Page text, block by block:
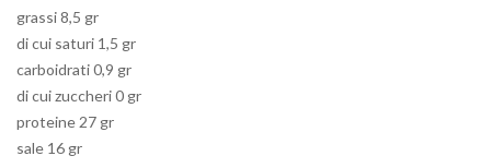
grassi 8,5 gr
di cui saturi 1,5 gr
carboidrati 0,9 gr
di cui zuccheri 0 gr
proteine 27 gr
sale 16 gr